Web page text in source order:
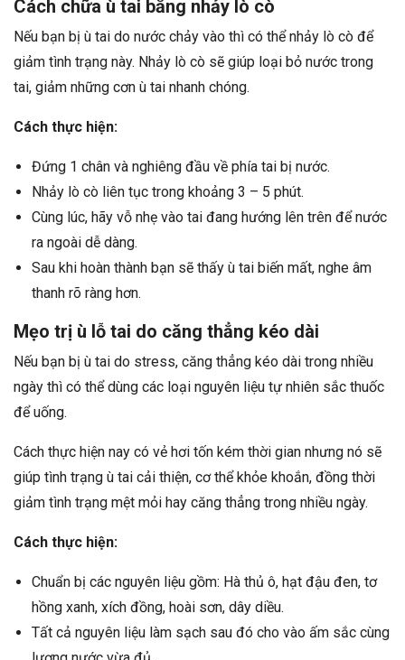
Cách chữa ù tai bằng nhảy lò cò
Nếu bạn bị ù tai do nước chảy vào thì có thể nhảy lò cò để
giảm tình trạng này. Nhảy lò cò sẽ giúp loại bỏ nước trong
tai, giảm những cơn ù tai nhanh chóng.
Cách thực hiện:
Đứng 1 chân và nghiêng đầu về phía tai bị nước.
Nhảy lò cò liên tục trong khoảng 3 – 5 phút.
Cùng lúc, hãy vỗ nhẹ vào tai đang hướng lên trên để nước
ra ngoài dễ dàng.
Sau khi hoàn thành bạn sẽ thấy ù tai biến mất, nghe âm
thanh rõ ràng hơn.
Mẹo trị ù lỗ tai do căng thẳng kéo dài
Nếu bạn bị ù tai do stress, căng thẳng kéo dài trong nhiều
ngày thì có thể dùng các loại nguyên liệu tự nhiên sắc thuốc
để uống.
Cách thực hiện nay có vẻ hơi tốn kém thời gian nhưng nó sẽ
giúp tình trạng ù tai cải thiện, cơ thể khỏe khoắn, đồng thời
giảm tình trạng mệt mỏi hay căng thẳng trong nhiều ngày.
Cách thực hiện:
Chuẩn bị các nguyên liệu gồm: Hà thủ ô, hạt đậu đen, tơ
hồng xanh, xích đồng, hoài sơn, dây diều.
Tất cả nguyên liệu làm sạch sau đó cho vào ấm sắc cùng